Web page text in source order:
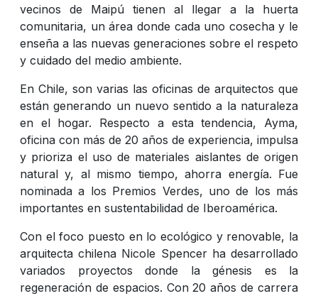
vecinos de Maipú tienen al llegar a la huerta
comunitaria, un área donde cada uno cosecha y le
enseña a las nuevas generaciones sobre el respeto
y cuidado del medio ambiente.
En Chile, son varias las oficinas de arquitectos que
están generando un nuevo sentido a la naturaleza
en el hogar. Respecto a esta tendencia, Ayma,
oficina con más de 20 años de experiencia, impulsa
y prioriza el uso de materiales aislantes de origen
natural y, al mismo tiempo, ahorra energía. Fue
nominada a los Premios Verdes, uno de los más
importantes en sustentabilidad de Iberoamérica.
Con el foco puesto en lo ecológico y renovable, la
arquitecta chilena Nicole Spencer ha desarrollado
variados proyectos donde la génesis es la
regeneración de espacios. Con 20 años de carrera